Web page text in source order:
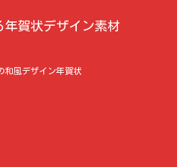
年賀状デザイン素材
和風デザイン年賀状